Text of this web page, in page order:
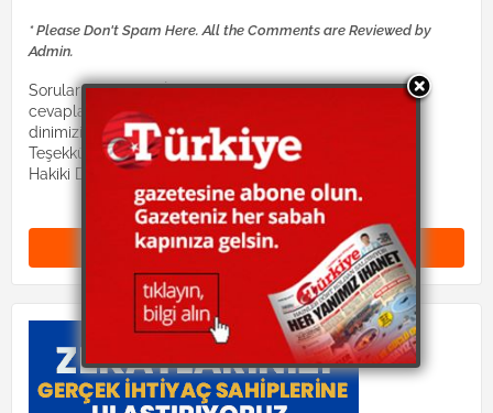
* Please Don't Spam Here. All the Comments are Reviewed by
Admin.
Sorularınız Dinimiz İslam hocaları tarafından
cevaplandırılacaktır. Lütfen suallerinizi:
dinimizislam2@gmail.com mail adresine gönderiniz.
Teşekkürler.
Hakiki Dinimiz site yönetimi
Yorum Gönder (0)